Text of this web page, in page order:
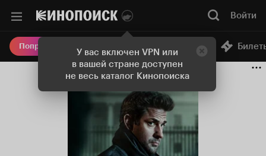
У вас включен VPN или
в вашей стране доступен
не весь каталог Кинопоиска
Войти
Попробовать Плюс Онлайн-кинотеатр